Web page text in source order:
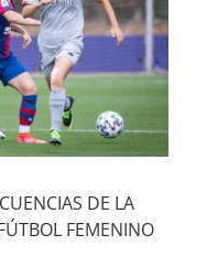
DE LA
FEMENINO